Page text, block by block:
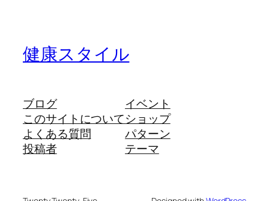
健康スタイル
ブログ
このサイトについて
よくある質問
投稿者
イベント
ショップ
パターン
テーマ